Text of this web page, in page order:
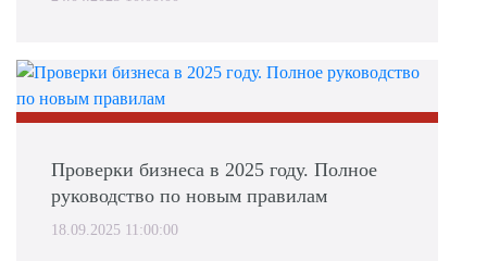
Проверки бизнеса в 2025 году. Полное
руководство по новым правилам
18.09.2025 11:00:00